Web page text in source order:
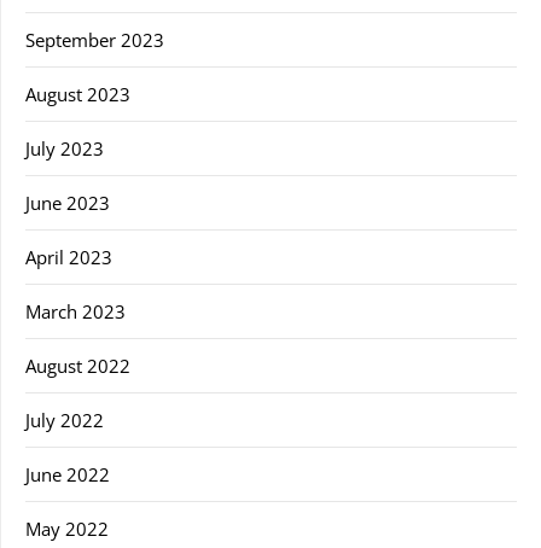
September 2023
August 2023
July 2023
June 2023
April 2023
March 2023
August 2022
July 2022
June 2022
May 2022